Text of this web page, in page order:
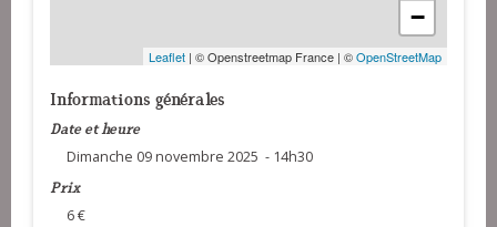
−
Leaflet | © Openstreetmap France | ©OpenStreetMap
Informations générales
Date et heure
Dimanche 09 novembre 2025 - 14h30
Prix
6 €